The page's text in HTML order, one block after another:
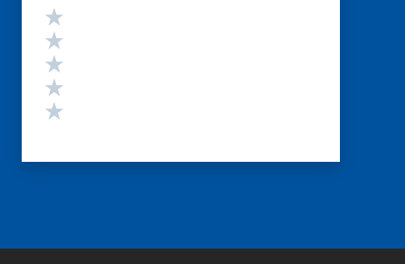
Valutazione